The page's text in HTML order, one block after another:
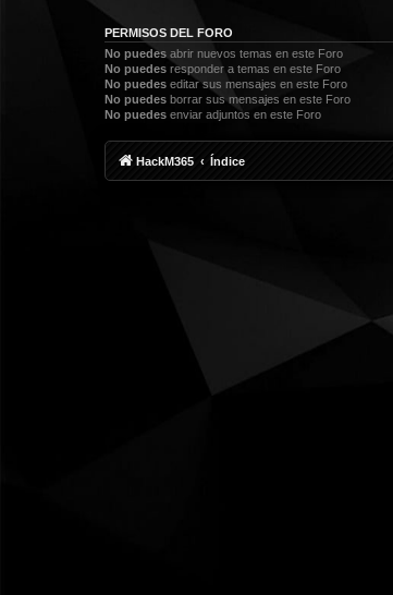
PERMISOS DEL FORO
No puedes abrir nuevos temas en este Foro
No puedes responder a temas en este Foro
No puedes editar sus mensajes en este Foro
No puedes borrar sus mensajes en este Foro
No puedes enviar adjuntos en este Foro
HackM365 Índice